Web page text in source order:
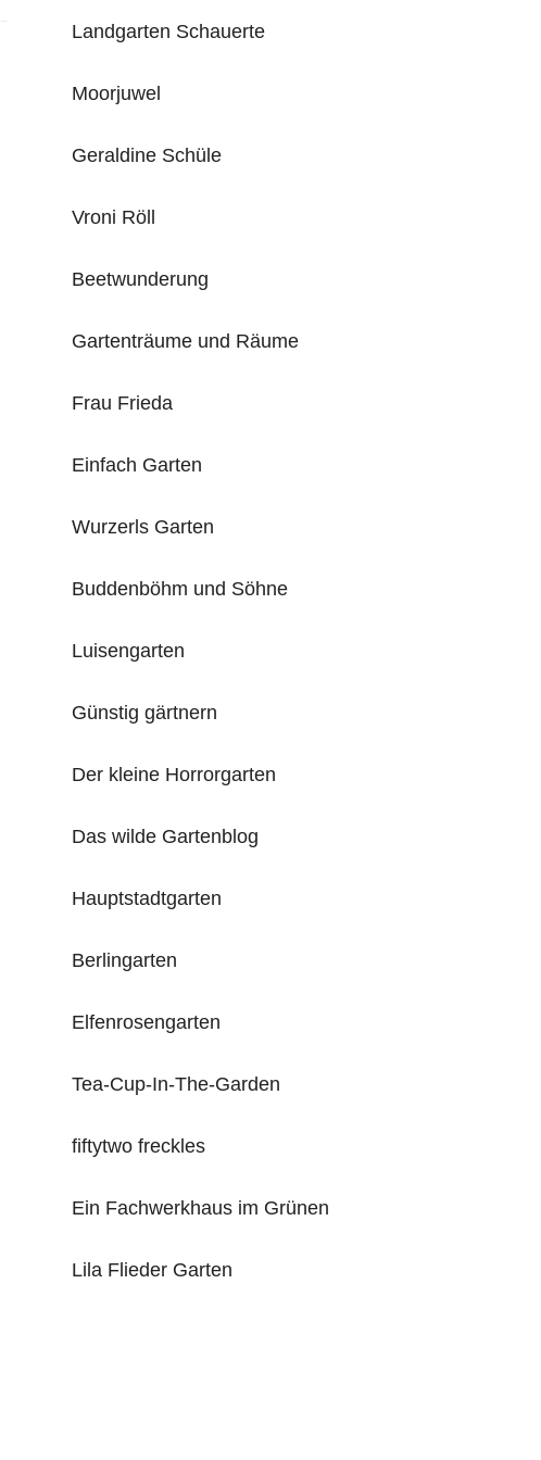
Landgarten Schauerte
Moorjuwel
Geraldine Schüle
Vroni Röll
Beetwunderung
Gartenträume und Räume
Frau Frieda
Einfach Garten
Wurzerls Garten
Buddenböhm und Söhne
Luisengarten
Günstig gärtnern
Der kleine Horrorgarten
Das wilde Gartenblog
Hauptstadtgarten
Berlingarten
Elfenrosengarten
Tea-Cup-In-The-Garden
fiftytwo freckles
Ein Fachwerkhaus im Grünen
Lila Flieder Garten